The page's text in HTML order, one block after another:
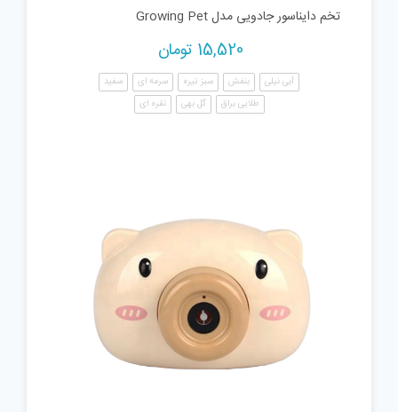
تخم دایناسور جادویی مدل Growing Pet
15,520 تومان
آبی نیلی بنفش سبز تیره سرمه ای
سفید
طلایی براق
گل بهی نقره ای